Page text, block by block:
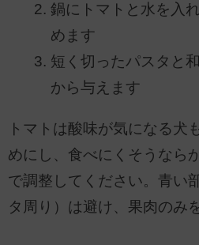
鍋にトマトと水を入
めます
短く切ったパスタと
から与えます
トマトは酸味が気になる犬
めにし、食べにくそうなら
で調整してください。青い
タ周り）は避け、果肉のみ